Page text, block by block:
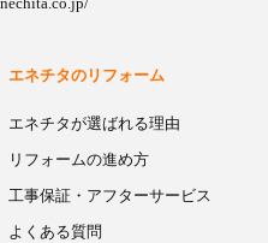
エネチタのリフォーム
エネチタが選ばれる理由
リフォームの進め方
工事保証・アフターサービス
よくある質問